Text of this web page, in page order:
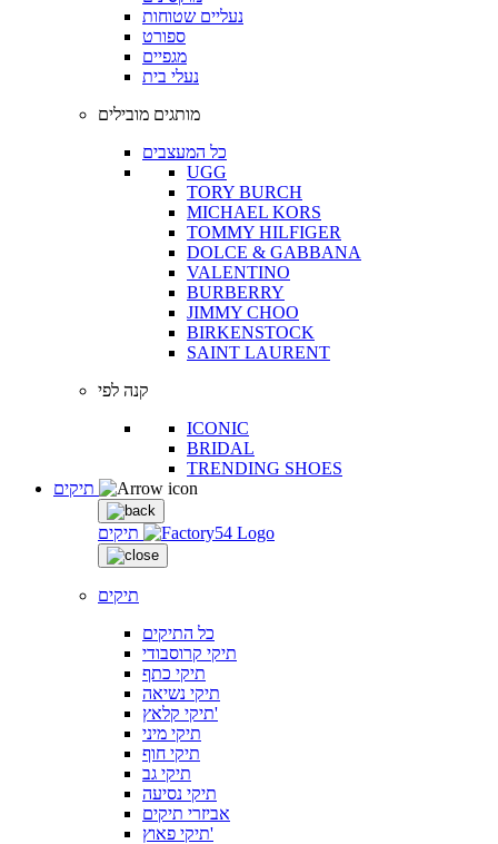
נעליים שטוחות
ספורט
מגפיים
נעלי בית
מותגים מובילים
כל המעצבים
UGG
TORY BURCH
MICHAEL KORS
TOMMY HILFIGER
DOLCE & GABBANA
VALENTINO
BURBERRY
JIMMY CHOO
BIRKENSTOCK
SAINT LAURENT
קנה לפי
ICONIC
BRIDAL
TRENDING SHOES
תיקים
תיקים
כל התיקים
תיקי קרוסבודי
תיקי כתף
תיקי נשיאה
תיקי קלאץ'
תיקי מיני
תיקי חוף
תיקי גב
תיקי נסיעה
אביזרי תיקים
תיקי פאוץ'